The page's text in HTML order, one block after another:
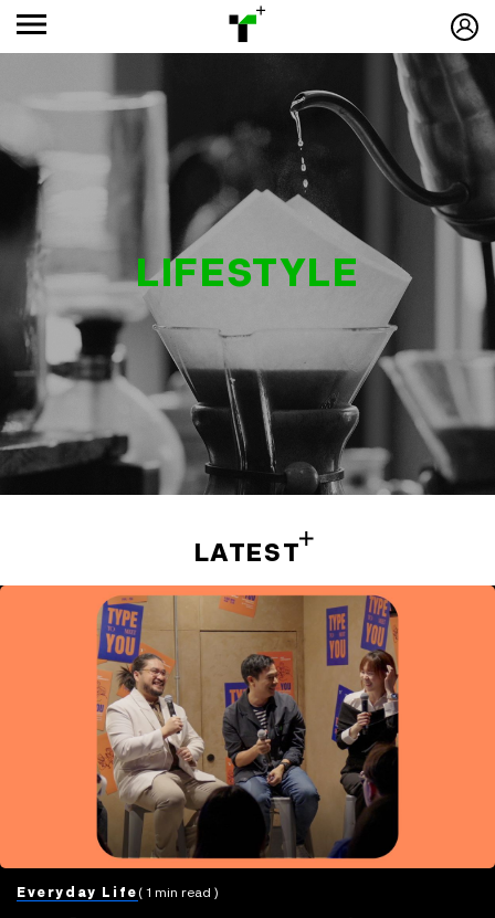
LIFESTYLE
LATEST
Everyday Life ( 1 min read )